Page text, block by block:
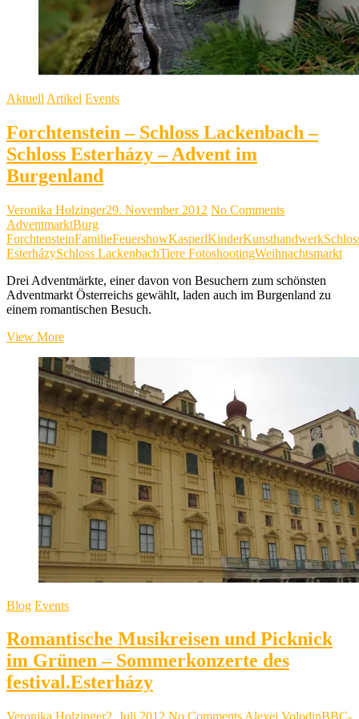
Aktuell Artikel Events
Forchtenstein – Schloss Lackenbach –
Schloss Esterházy – Advent im
Burgenland
Veronika Holzinger29. November 2012 No Comments
AdventmarktBurg
ForchtensteinFamilieFeuershowKasperlKinderKunsthandwerk
EsterházySchloss LackenbachTiere FotoshootingWeihnachtsmarkt
Drei Adventmärkte, einer davon von Besuchern zum schönsten
Adventmarkt Österreichs gewählt, laden auch im Burgenland zu
einem romantischen Besuch.
View MoreForchtenstein
Schloss
Lackenbach
–
Schloss
Esterházy
Advent
im
Burgenland
Blog Events
Romantische Musikreisen und Picknick
im Grünen – Sommerkonzerte des
festival.Esterházy